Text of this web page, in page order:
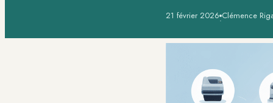
21 février 2026·Clémence